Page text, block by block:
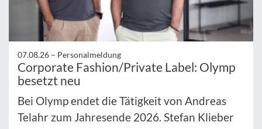
07.08.26 – Personalmeldung
Corporate Fashion/Private Label: Olymp
besetzt neu
Bei Olymp endet die Tätigkeit von Andreas
Telahr zum Jahresende 2026. Stefan Klieber